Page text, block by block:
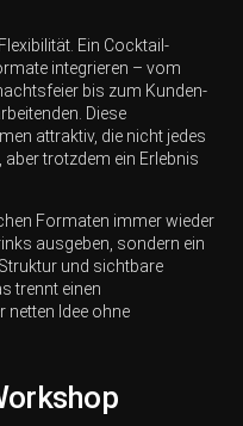
Ein Cocktail-
integrieren – vom
bis zum Kunden-
Diese
attraktiv, die nicht jedes
trotzdem ein Erlebnis
Formaten immer wieder
ausgeben, sondern ein
und sichtbare
trennt einen
Idee ohne